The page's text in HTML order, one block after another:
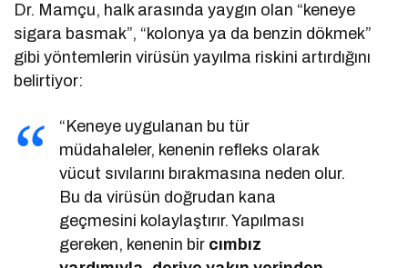
Dr. Mamçu, halk arasında yaygın olan “keneye
sigara basmak”, “kolonya ya da benzin dökmek”
gibi yöntemlerin virüsün yayılma riskini artırdığını
belirtiyor:
“Keneye uygulanan bu tür
müdahaleler, kenenin refleks olarak
vücut sıvılarını bırakmasına neden olur.
Bu da virüsün doğrudan kana
geçmesini kolaylaştırır. Yapılması
gereken, kenenin bir cımbız